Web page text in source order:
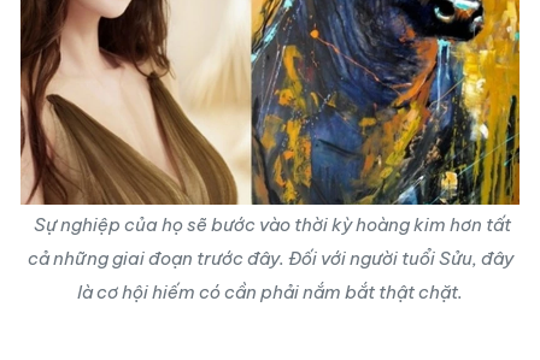
Sự nghiệp của họ sẽ bước vào thời kỳ hoàng kim hơn tất
cả những giai đoạn trước đây. Đối với người tuổi Sửu, đây
là cơ hội hiếm có cần phải nắm bắt thật chặt.